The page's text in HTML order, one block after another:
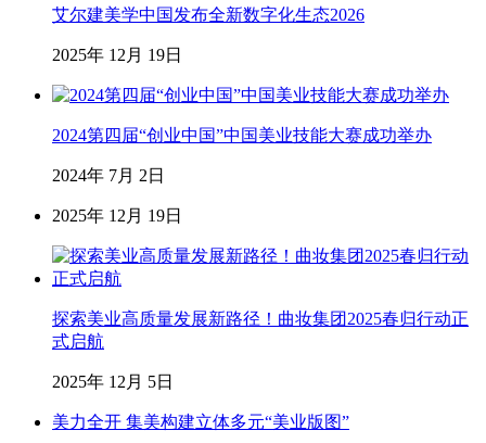
艾尔建美学中国发布全新数字化生态2026
2025年 12月 19日
2024第四届“创业中国”中国美业技能大赛成功举办
2024年 7月 2日
2025年 12月 19日
探索美业高质量发展新路径！曲妆集团2025春归行动正
式启航
2025年 12月 5日
美力全开 集美构建立体多元“美业版图”